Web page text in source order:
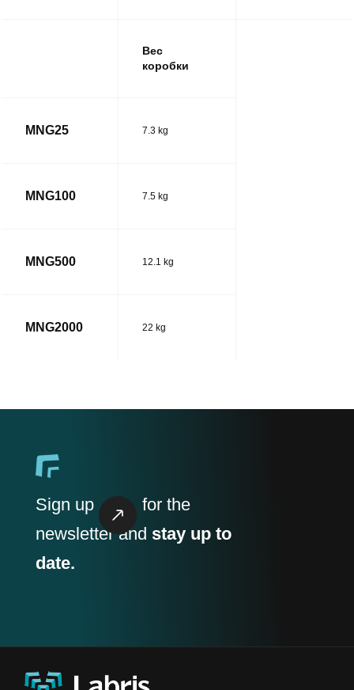
Вес
коробки
MNG25 7.3 kg
MNG100 7.5 kg
MNG500 12.1 kg
MNG2000 22 kg
Sign up
for the
newsletter and stay up to
date.